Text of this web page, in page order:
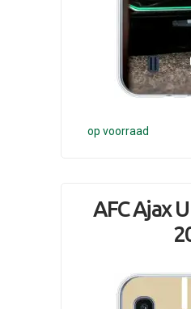
op voorraad
AFC Ajax